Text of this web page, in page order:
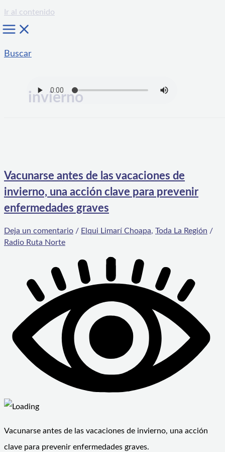
Ir al contenido
Buscar
invierno
Vacunarse antes de las vacaciones de
invierno, una acción clave para prevenir
enfermedades graves
Deja un comentario / Elqui Limarí Choapa, Toda La Región /
Radio Ruta Norte
Vacunarse antes de las vacaciones de invierno, una acción
clave para prevenir enfermedades graves.